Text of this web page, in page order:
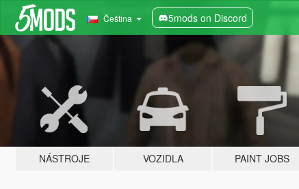
Čeština 5mods on Discord
NÁSTROJE VOZIDLA PAINT JOBS